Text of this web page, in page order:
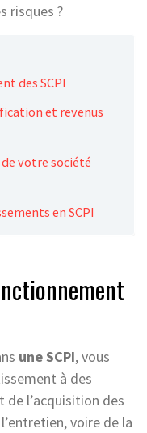
risques ?
des SCPI
et revenus
de votre société
en SCPI
une SCPI, vous
à des
de l’acquisition des
voire de la